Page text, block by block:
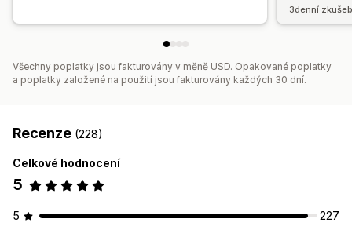
3denní
Všechny poplatky jsou fakturovány v měně USD. Opakované poplatky
a poplatky založené na použití jsou fakturovány každých 30 dní.
Recenze (228)
Celkové hodnocení
5
5
227